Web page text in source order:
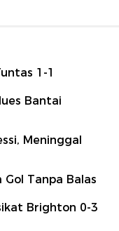
1-1
Bantai
Meninggal
Gol Tanpa Balas
Brighton 0-3